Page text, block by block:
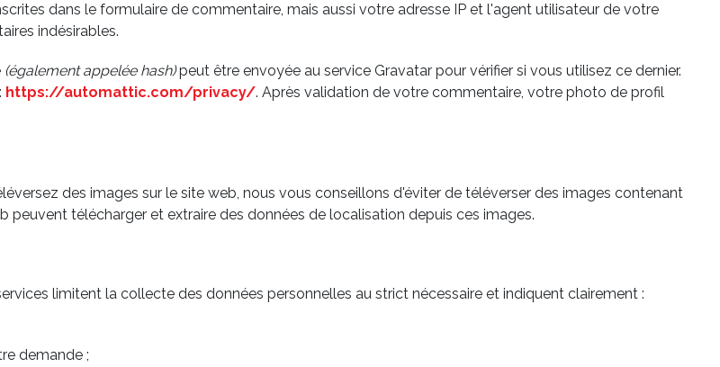
dans le formulaire de commentaire, mais aussi votre adresse IP et l'agent utilisateur de votre
indésirables.
(également appelée hash)peut être envoyée au service Gravatar pour vérifier si vous utilisez ce dernier.
https://automattic.com/privacy/. Après validation de votre commentaire, votre photo de profil
des images sur le site web, nous vous conseillons d'éviter de téléverser des images contenant
peuvent télécharger et extraire des données de localisation depuis ces images.
limitent la collecte des données personnelles au strict nécessaire et indiquent clairement :
demande ;